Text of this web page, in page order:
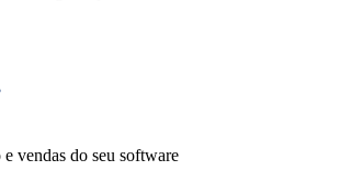
vendas do seu software